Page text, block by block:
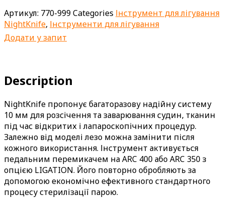
Артикул: 770-999Categories Інструмент для лігування
NightKnife, Інструменти для лігування
Додати у запит
Description
NightKnife пропонує багаторазову надійну систему
10 мм для розсічення та заварювання судин, тканин
під час відкритих і лапароскопічних процедур.
Залежно від моделі лезо можна замінити після
кожного використання. Інструмент активується
педальним перемикачем на ARC 400 або ARC 350 з
опцією LIGATION. Його повторно обробляють за
допомогою економічно ефективного стандартного
процесу стерилізації парою.